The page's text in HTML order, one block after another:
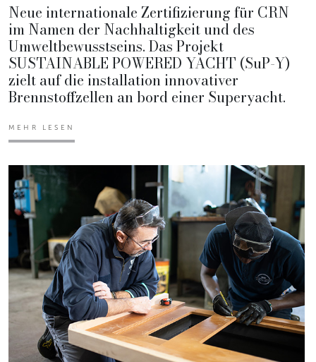
Neue internationale Zertifizierung für CRN
im Namen der Nachhaltigkeit und des
Umweltbewusstseins. Das Projekt
SUSTAINABLE POWERED YACHT (SuP-Y)
zielt auf die installation innovativer
Brennstoffzellen an bord einer Superyacht.
MEHR LESEN